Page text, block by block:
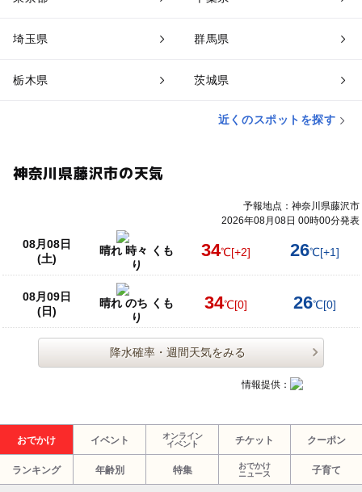
埼玉県 群馬県
栃木県 茨城県
近くのスポットを探す
神奈川県藤沢市の天気
予報地点：神奈川県藤沢市
2026年08月08日 00時00分発表
08月08日
(土)
晴れ 時々 くも
り
34℃[+2] 26℃[+1]
08月09日
(日)
晴れ のち くも
り
34℃[0] 26℃[0]
降水確率・週間天気をみる
情報提供：
おでかけ イベント
オンライン
イベント
チケット クーポン
ランキング 年齢別 特集
おでかけ
ニュース
子育て